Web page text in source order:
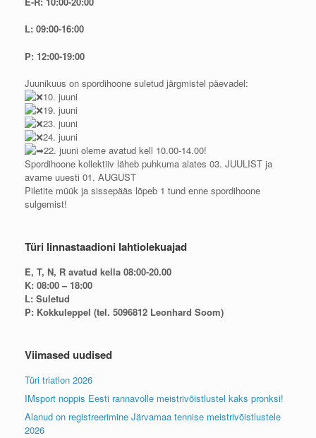
L: 09:00-16:00
P: 12:00-19:00
Juunikuus on spordihoone suletud järgmistel päevadel:
10. juuni
19. juuni
23. juuni
24. juuni
22. juuni oleme avatud kell 10.00-14.00!
Spordihoone kollektiiv läheb puhkuma alates 03. JUULIST ja
avame uuesti 01. AUGUST
Piletite müük ja sissepääs lõpeb 1 tund enne spordihoone
sulgemist!
Türi linnastaadioni lahtiolekuajad
E, T, N, R avatud kella 08:00-20.00
K: 08:00 – 18:00
L: Suletud
P: Kokkuleppel (tel. 5096812 Leonhard Soom)
Viimased uudised
Türi triatlon 2026
IMsport noppis Eesti rannavolle meistrivõistlustel kaks pronksi!
Alanud on registreerimine Järvamaa tennise meistrivõistlustele
2026